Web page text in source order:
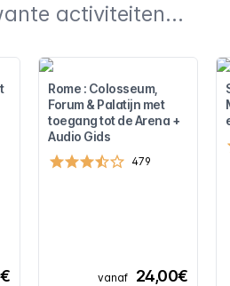
activiteiten...
Rome : Colosseum,
Forum & Palatijn met
toegang tot de Arena +
Audio Gids
479
vanaf 24,00€